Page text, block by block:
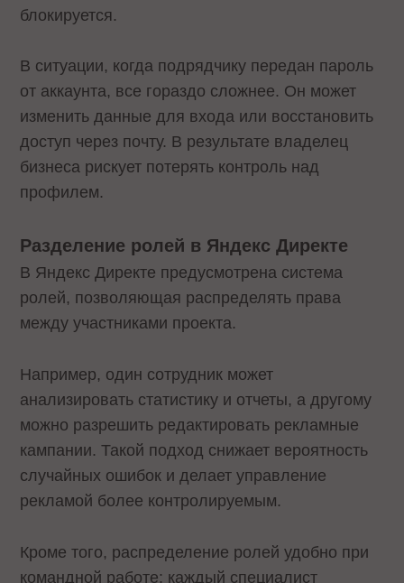
блокируется.
В ситуации, когда подрядчику передан пароль
от аккаунта, все гораздо сложнее. Он может
изменить данные для входа или восстановить
доступ через почту. В результате владелец
бизнеса рискует потерять контроль над
профилем.
Разделение ролей в Яндекс Директе
В Яндекс Директе предусмотрена система
ролей, позволяющая распределять права
между участниками проекта.
Например, один сотрудник может
анализировать статистику и отчеты, а другому
можно разрешить редактировать рекламные
кампании. Такой подход снижает вероятность
случайных ошибок и делает управление
рекламой более контролируемым.
Кроме того, распределение ролей удобно при
командной работе: каждый специалист